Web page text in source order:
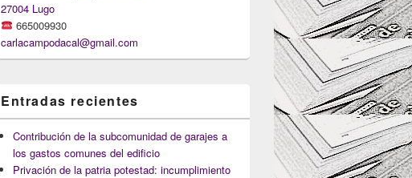
27004 Lugo
665009930
carlacampodacal@gmail.com
Entradas recientes
Contribución de la subcomunidad de garajes a
los gastos comunes del edificio
Privación de la patria potestad: incumplimiento